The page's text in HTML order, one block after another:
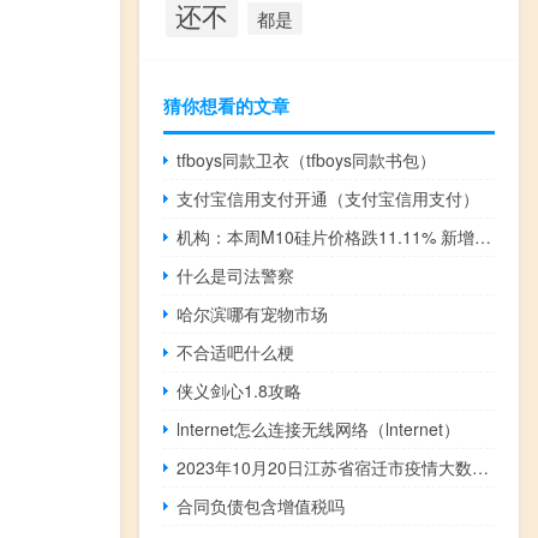
还不 都是
猜你想看的文章
tfboys同款卫衣（tfboys同款书包）
支付宝信用支付开通（支付宝信用支付）
机构：本周M10硅片价格跌11.11% 新增N型182单晶硅片报价2.5元/片
什么是司法警察
哈尔滨哪有宠物市场
不合适吧什么梗
侠义剑心1.8攻略
lnternet怎么连接无线网络（lnternet）
2023年10月20日江苏省宿迁市疫情大数据-今日/今天疫情全网搜索最新实时消息动态情况通知播报
合同负债包含增值税吗